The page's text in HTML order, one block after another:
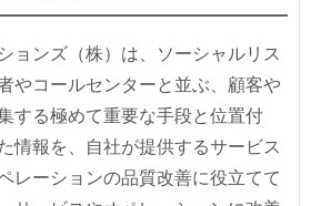
ョンズ（株）は、ソーシャルリス
やコールセンターと並ぶ、顧客や
する極めて重要な手段と位置付
情報を、自社が提供するサービス
レーションの品質改善に役立てて